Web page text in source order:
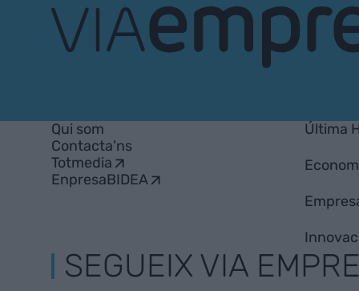
Qui som
Contacta'ns
Totmedia
EnpresaBIDEA
Última
SEGUEIX VIA